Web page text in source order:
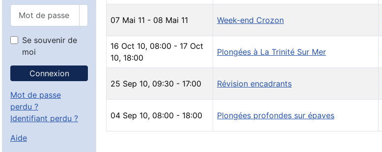
Afficher le mot de passe
Se souvenir de
moi
Connexion
Mot de passe
perdu ?
Identifiant perdu ?
Aide
07 Mai 11 - 08 Mai 11 Week-end Crozon
16 Oct 10, 08:00 - 17 Oct
10, 18:00
Plongées à La Trinité Sur Mer
25 Sep 10, 09:30 - 17:00 Révision encadrants
04 Sep 10, 08:00 - 18:00 Plongées profondes sur épaves